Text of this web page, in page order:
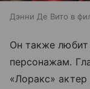
Дэнни Де Вито в
Он также
персонажам.
«Лоракс» актер